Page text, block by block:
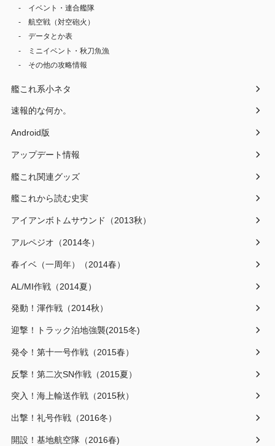
イベント・連合艦隊
航空戦（対空砲火）
データとか表
ミニイベント・秋刀魚漁
その他の攻略情報
艦これ系小ネタ
速報的な何か。
Android版
アップデート情報
艦これ関連グッズ
艦これから読む史実
アイアンボトムサウンド（2013秋）
アルペジオ（2014冬）
春イベ（一周年）（2014春）
AL/MI作戦（2014夏）
発動！渾作戦（2014秋）
迎撃！トラック泊地強襲(2015冬)
発令！第十一号作戦（2015春）
反撃！第二次SN作戦（2015夏）
突入！海上輸送作戦（2015秋）
出撃！礼号作戦（2016冬）
開設！基地航空隊（2016春)